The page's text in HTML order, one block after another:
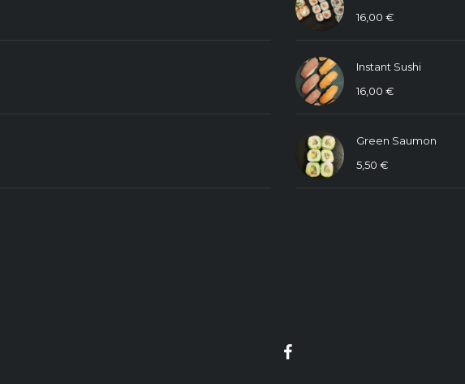
16,00 €
Instant Sushi
16,00 €
Green Saumon
5,50 €